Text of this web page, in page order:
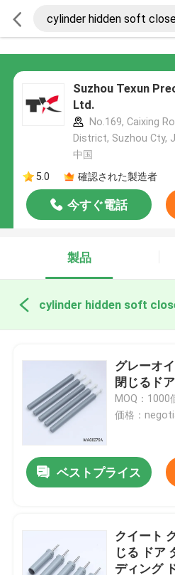
Suzhou Texun
Ltd.
No.169, Caixing
District, Suzhou Cty,
中国
5.0
確認された製造者
今すぐ電話
製品
グレーオ
閉じるド
MOQ：1000
価格：
ベストプライス
クイート
じる ドア
ディング